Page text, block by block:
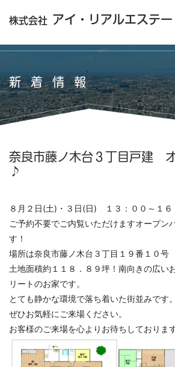
株式会社 アイ・リアルエステー
新着情報
奈良市藤ノ木台３丁目戸建
♪
８月２日(土)・３日(日) １３：００～１６
ご予約不要でご内覧いただけますオープン
す！
場所は奈良市藤ノ木台３丁目１９番１０
土地面積約１１８．８９坪！南向きの広い
リートのお家です。
とても静かな環境で落ち着いた街並みです。
ぜひお気軽にご来場ください。
お客様のご来場を心よりお待ちしております